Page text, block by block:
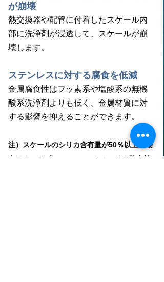
が崩壊
熱交換器や配管に付着したスケール内
部に洗浄剤が浸透して、スケールが崩
壊します。
ステンレスに対する腐食を低減
金属腐食性はフッ素系や塩酸系の無機
酸系洗浄剤よりも低く、金属材質に対
する影響を抑えることができます。
注）スケールのシリカ含有量が50％以上の場
合はオルガゾールSD-01によるシリカ除去効